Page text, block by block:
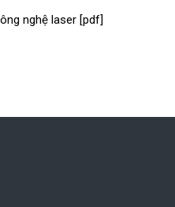
nghệ laser [pdf]